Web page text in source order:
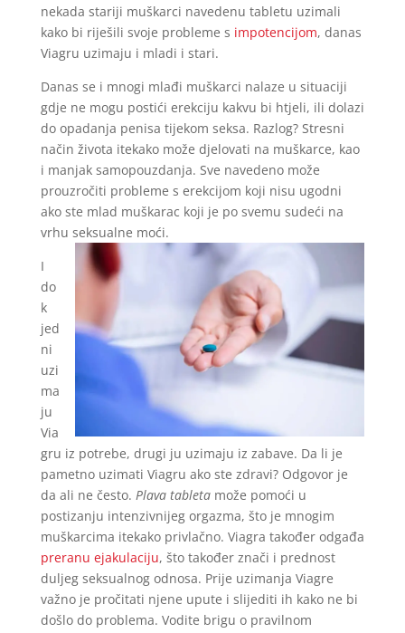
nekada stariji muškarci navedenu tabletu uzimali
kako bi riješili svoje probleme s impotencijom, danas
Viagru uzimaju i mladi i stari.
Danas se i mnogi mlađi muškarci nalaze u situaciji
gdje ne mogu postići erekciju kakvu bi htjeli, ili dolazi
do opadanja penisa tijekom seksa. Razlog? Stresni
način života itekako može djelovati na muškarce, kao
i manjak samopouzdanja. Sve navedeno može
prouzročiti probleme s erekcijom koji nisu ugodni
ako ste mlad muškarac koji je po svemu sudeći na
vrhu seksualne moći.
I
do
k
jed
ni
uzi
ma
ju
Via
gru iz potrebe, drugi ju uzimaju iz zabave. Da li je
pametno uzimati Viagru ako ste zdravi? Odgovor je
da ali ne često. Plava tabletamože pomoći u
postizanju intenzivnijeg orgazma, što je mnogim
muškarcima itekako privlačno. Viagra također odgađa
preranu ejakulaciju, što također znači i prednost
duljeg seksualnog odnosa. Prije uzimanja Viagre
važno je pročitati njene upute i slijediti ih kako ne bi
došlo do problema. Vodite brigu o pravilnom